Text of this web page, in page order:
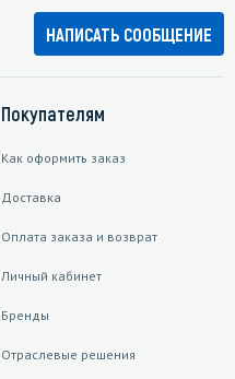
НАПИСАТЬ СООБЩЕНИЕ
Покупателям
Как оформить заказ
Доставка
Оплата заказа и возврат
Личный кабинет
Бренды
Отраслевые решения